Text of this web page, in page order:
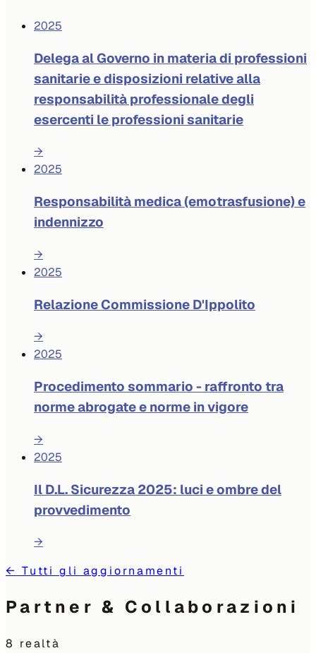
2025
Delega al Governo in materia di professioni
sanitarie e disposizioni relative alla
responsabilità professionale degli
esercenti le professioni sanitarie
→
2025
Responsabilità medica (emotrasfusione) e
indennizzo
→
2025
Relazione Commissione D'Ippolito
→
2025
Procedimento sommario - raffronto tra
norme abrogate e norme in vigore
→
2025
Il D.L. Sicurezza 2025: luci e ombre del
provvedimento
→
← Tutti gli aggiornamenti
Partner & Collaborazioni
8 realtà